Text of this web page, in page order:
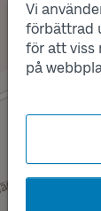
Vi
förbättrad
för att viss
på